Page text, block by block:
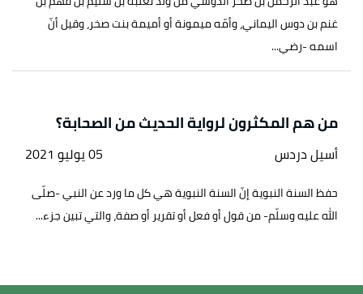
غنم بن دوس اليماني، وأمّه ميمونة أو أميمة بنت صخر، وقيل أنّ
اسمه -رضي...
من هم المكثرون لرواية الحديث من الصحابة؟
أسيل دردس 05 يوليو 2021
حفظ السنة النبوية إنّ السنة النبوية هي كل ما ورد عن النبي -صلّى
الله عليه وسلّم- من قول أو فعل أو تقرير أو صفة، والتي تبين جزء...